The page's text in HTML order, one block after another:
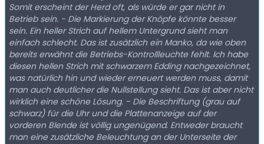
Somit erscheint der Herd oft, als würde er gar nicht in
Betrieb sein. - Die Markierung der Knöpfe könnte besser
sein. Ein heller Strich auf hellem Untergrund sieht man
einfach schlecht. Das ist zusätzlich ein Manko, da wie oben
bereits erwähnt die Betriebs-Kontrollleuchte fehlt. Ich habe
diesen hellen Strich mit schwarzem Edding nachgezeichnet,
was natürlich hin und wieder erneuert werden muss, damit
man auch deutlicher die Nullstellung sieht. Das ist aber nicht
wirklich eine schöne Lösung. - Die Beschriftung (grau auf
schwarz) für die Uhr und die Plattenanzeige auf der
vorderen Blende ist völlig ungenügend. Entweder braucht
man eine zusätzliche Beleuchtung an der Unterseite der